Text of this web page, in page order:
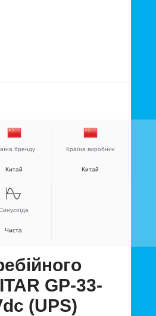
бренду
Китай
Країна виробник
Китай
Чиста
GP-33-
(UPS)